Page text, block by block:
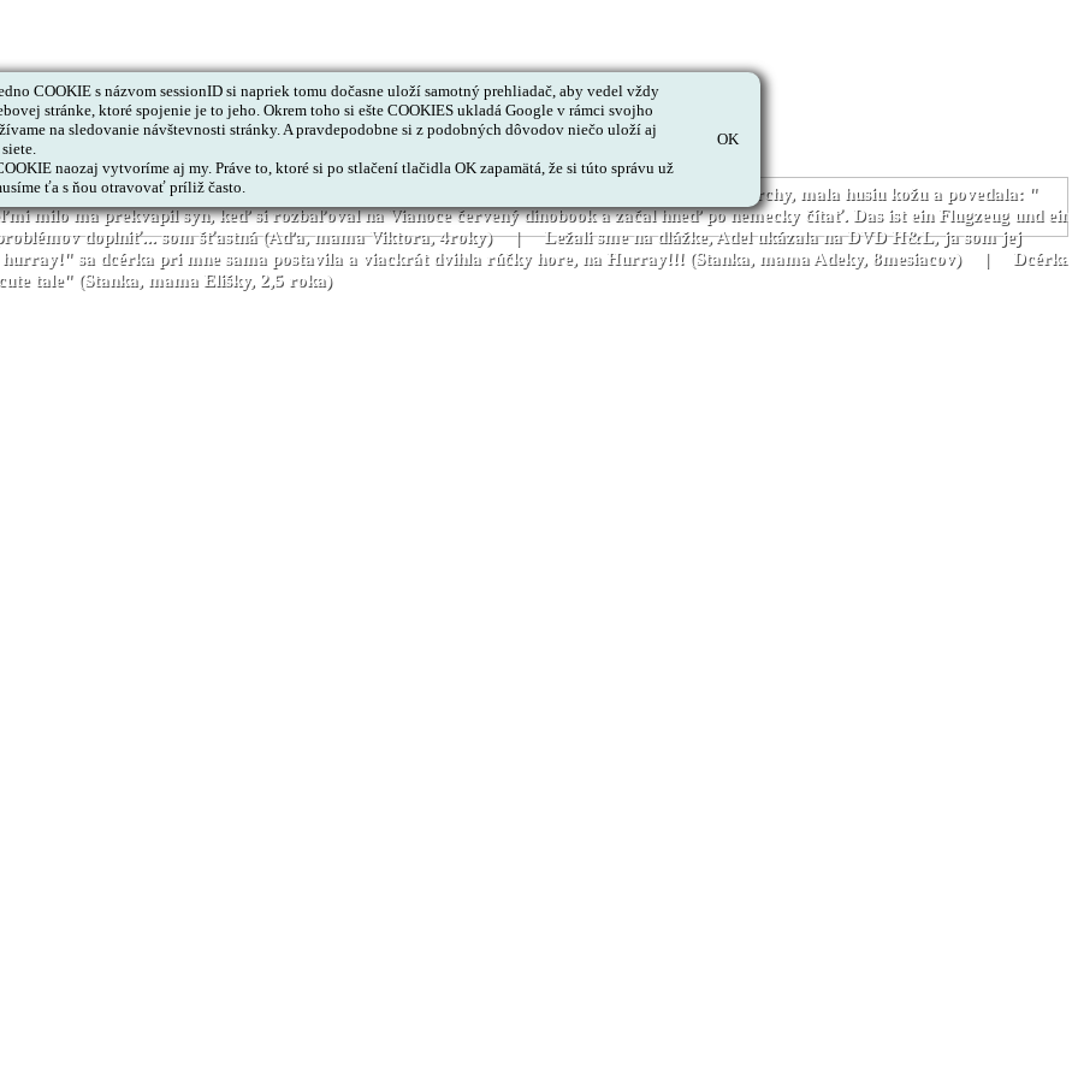
COOKIE s názvom sessionID si napriek tomu dočasne uloží samotný prehliadač, aby vedel vždy
stránke, ktoré spojenie je to jeho. Okrem toho si ešte COOKIES ukladá Google v rámci svojho
na sledovanie návštevnosti stránky. A pravdepodobne si z podobných dôvodov niečo uloží aj
naozaj vytvoríme aj my. Práve to, ktoré si po stlačení tlačidla OK zapamätá, že si túto správu už
ťa s ňou otravovať príliž často.
OK
Už od začiatku dcéra používala angličtinu v každodennej reči. Jedného dňa, keď vyšla zo sprchy, mala husiu kožu a povedala: "
ma prekvapil syn, keď si rozbaľoval na Vianoce červený dinobook a začal hneď po nemecky čítať. Das ist ein Flugzeug und ein
doplniť... som šťastná (Aďa, mama Viktora, 4roky) | Ležali sme na dlážke, Adel ukázala na DVD H&L, ja som jej
hurray!" sa dcérka pri mne sama postavila a viackrát dvihla rúčky hore, na Hurray!!! (Stanka, mama Adeky, 8mesiacov) | Dcérka
tale" (Stanka, mama Elišky, 2,5 roka)